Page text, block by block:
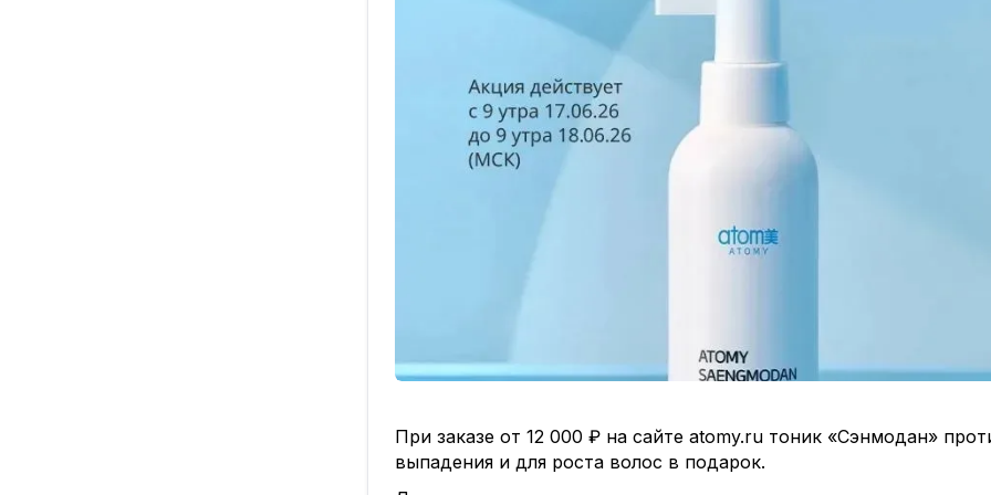
При заказе от 12 000 ₽ на сайте atomy.ru тоник «Сэнмодан»
выпадения и для роста волос в подарок.